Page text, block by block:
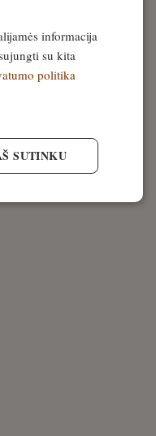
informacija
su kita
politika
SUTINKU